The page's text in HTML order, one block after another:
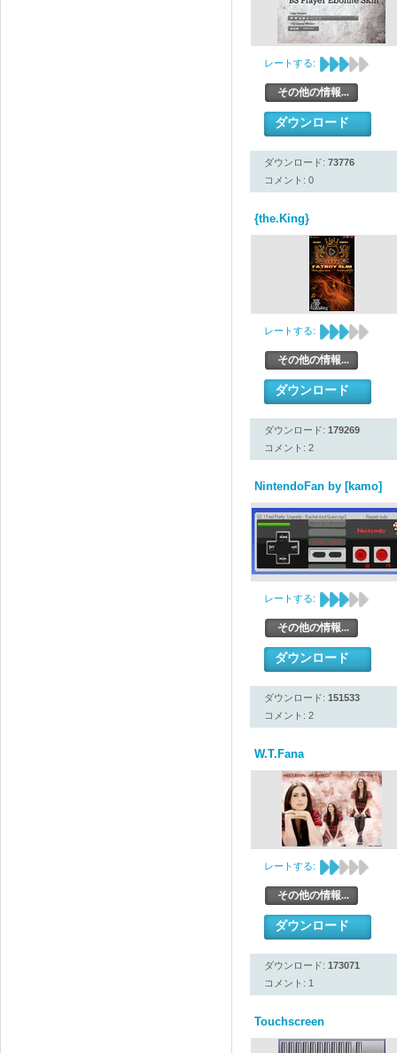
レートする:
その他の情報...
ダウンロード
ダウンロード: 73776
コメント: 0
{the.King}
レートする:
その他の情報...
ダウンロード
ダウンロード: 179269
コメント: 2
NintendoFan by [kamo]
レートする:
その他の情報...
ダウンロード
ダウンロード: 151533
コメント: 2
W.T.Fana
レートする:
その他の情報...
ダウンロード
ダウンロード: 173071
コメント: 1
Touchscreen